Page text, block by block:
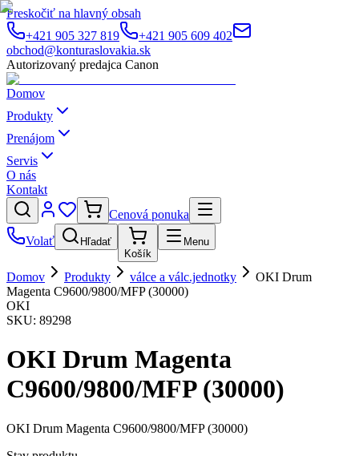
Preskočiť na hlavný obsah
+421 905 327 819
+421 905 609 402
obchod@konturaslovakia.sk
Autorizovaný predajca Canon
Domov
Produkty
Prenájom
Servis
O nás
Kontakt
Cenová ponuka
Volať
Hľadať
Košík
Menu
Domov Produkty válce a válc.jednotky
OKI Drum
Magenta C9600/9800/MFP (30000)
OKI
SKU: 89298
OKI Drum Magenta
C9600/9800/MFP (30000)
OKI Drum Magenta C9600/9800/MFP (30000)